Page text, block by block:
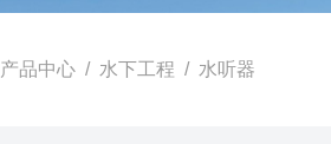
产品中心 / 水下工程 / 水听器